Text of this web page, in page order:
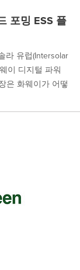
포밍 ESS 플
라 유럽(Intersolar
이 디지털 파워
은 화웨이가 어떻